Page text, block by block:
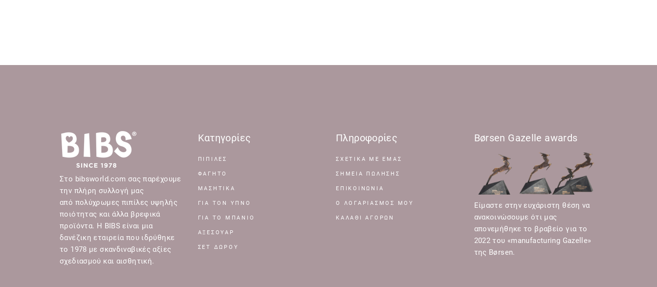
Στο bibsworld.com σας παρέχουμε
την πλήρη συλλογή μας
από πολύχρωμες πιπίλες υψηλής
ποιότητας και άλλα βρεφικά
προϊόντα. Η BIBS είναι μια
δανέζικη εταιρεία που ιδρύθηκε
το 1978 με σκανδιναβικές αξίες
σχεδιασμού και αισθητική.
Κατηγορίες
ΠΙΠΙΛΕΣ
ΦΑΓΗΤΟ
ΜΑΣΗΤΙΚΑ
ΓΙΑ ΤΟΝ ΥΠΝΟ
ΓΙΑ ΤΟ ΜΠΑΝΙΟ
ΑΞΕΣΟΥΑΡ
ΣΕΤ ΔΩΡΟΥ
Πληροφορίες
ΣΧΕΤΙΚΆ ΜΕ ΕΜΆΣ
ΣΗΜΕΊΑ ΠΏΛΗΣΗΣ
ΕΠΙΚΟΙΝΩΝΊΑ
Ο ΛΟΓΑΡΙΑΣΜΌΣ ΜΟΥ
ΚΑΛΆΘΙ ΑΓΟΡΏΝ
Børsen Gazelle awards
Είμαστε στην ευχάριστη θέση να
ανακοινώσουμε ότι μας
απονεμήθηκε το βραβείο για το
2022 του «manufacturing Gazelle»
της Børsen.